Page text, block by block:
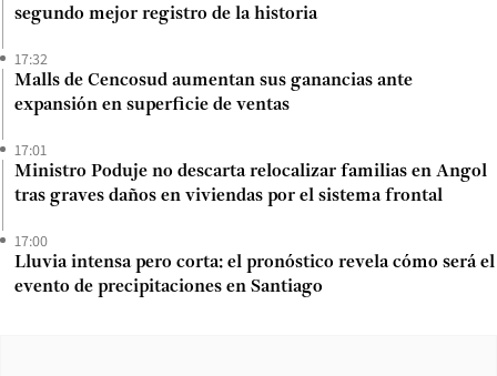
segundo mejor registro de la historia
17:32
Malls de Cencosud aumentan sus ganancias ante
expansión en superficie de ventas
17:01
Ministro Poduje no descarta relocalizar familias en Angol
tras graves daños en viviendas por el sistema frontal
17:00
Lluvia intensa pero corta: el pronóstico revela cómo será el
evento de precipitaciones en Santiago